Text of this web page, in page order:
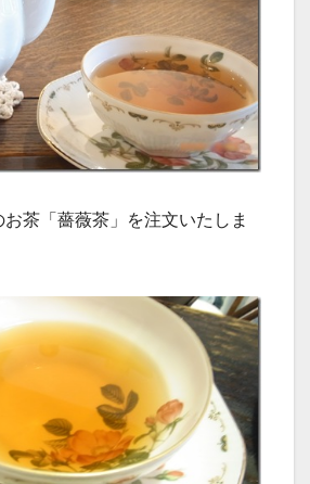
茶「薔薇茶」を注文いたしま